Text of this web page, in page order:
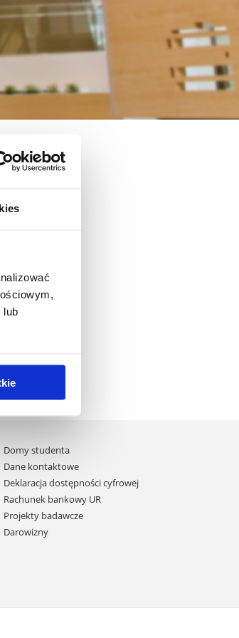
lub
Centrum
Domy studenta
Dane kontaktowe
Deklaracja dostępności cyfrowej
Rachunek bankowy UR
Projekty badawcze
Darowizny